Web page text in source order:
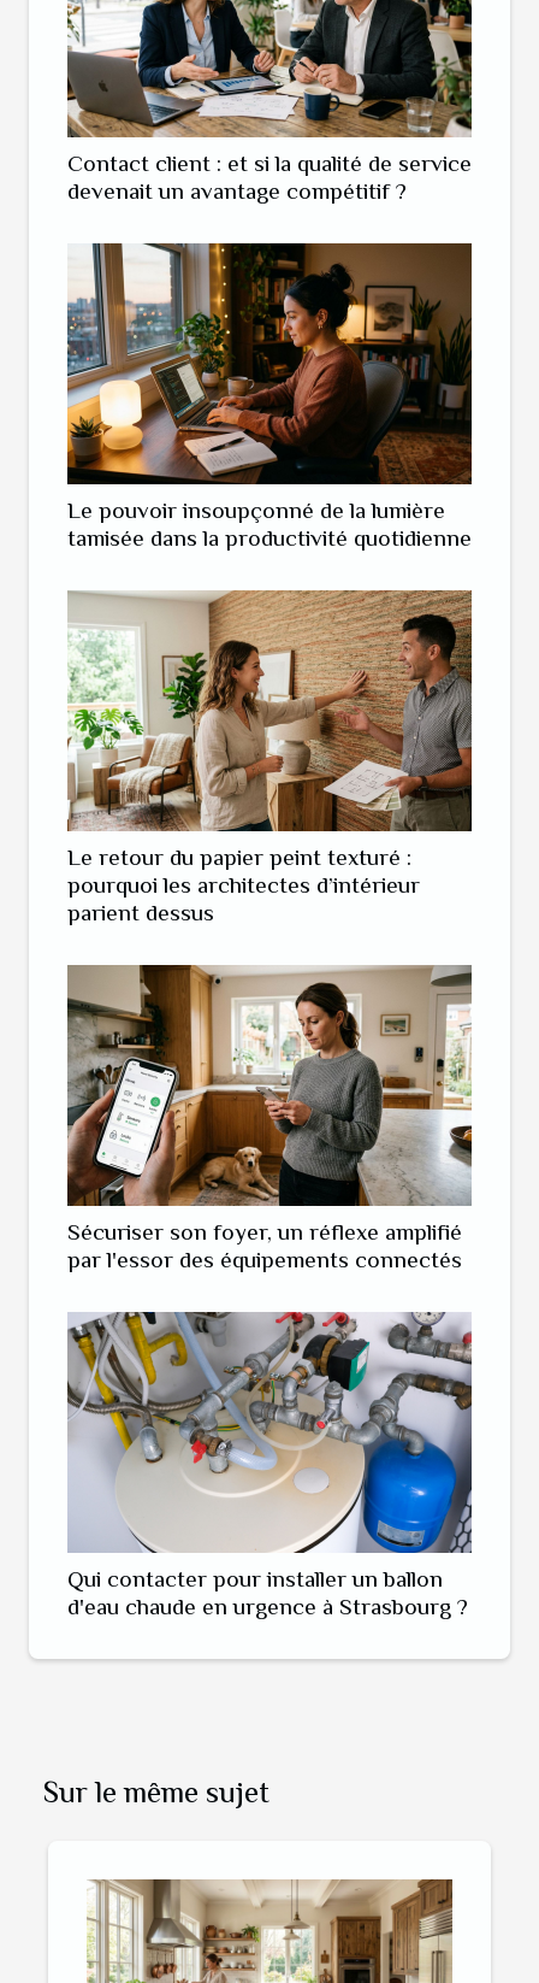
Contact client : et si la qualité de service
devenait un avantage compétitif ?
Le pouvoir insoupçonné de la lumière
tamisée dans la productivité quotidienne
Le retour du papier peint texturé :
pourquoi les architectes d’intérieur
parient dessus
Sécuriser son foyer, un réflexe amplifié
par l'essor des équipements connectés
Qui contacter pour installer un ballon
d'eau chaude en urgence à Strasbourg ?
Sur le même sujet